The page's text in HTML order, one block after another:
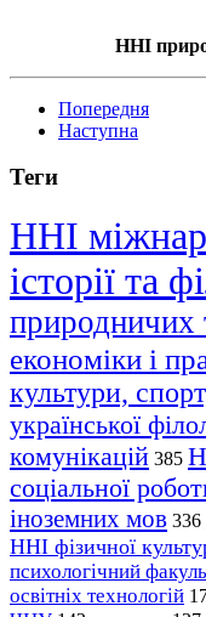
ННІ
Попередня
Наступна
Теги
ННІ
історії та
природничих
економіки і
культури,
української
комунікацій 385
соціальної
іноземних мов 336
ННІ фізичної
психологічний
освітніх технологій